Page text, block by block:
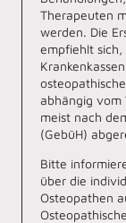
Therapeuten
werden. Die
empfiehlt
abhängig vom
meist nach
(GebüH)
Bitte
über die
Osteopathen